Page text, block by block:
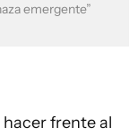
emergente”
hacer frente al